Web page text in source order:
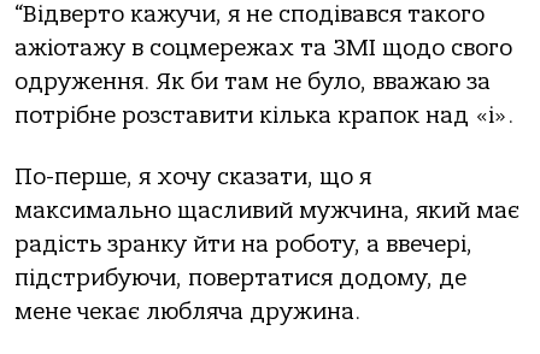
“Відверто кажучи, я не сподівався такого
ажіотажу в соцмережах та ЗМІ щодо свого
одруження. Як би там не було, вважаю за
потрібне розставити кілька крапок над «і».
По-перше, я хочу сказати, що я
максимально щасливий мужчина, який має
радість зранку йти на роботу, а ввечері,
підстрибуючи, повертатися додому, де
мене чекає любляча дружина.